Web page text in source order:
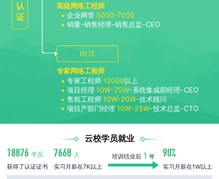
认
证
高级网络工程师
企业网管 5000-7000
销量-销售经理-销售总监-CEO
HCIE
专家网络工程师
专家工程师 12000以上
项目经理 10W-25W-系统集成部经理-CEO
售前工程师 10W-20W-技术顾问
项目产部门经理 10W-25W-技术总监-CTO
云校学员就业
18876 学员
获得了认证证书
7668 人
实习月薪在7K以上
培训结业后 1 年 90%
实习月薪在1W以上